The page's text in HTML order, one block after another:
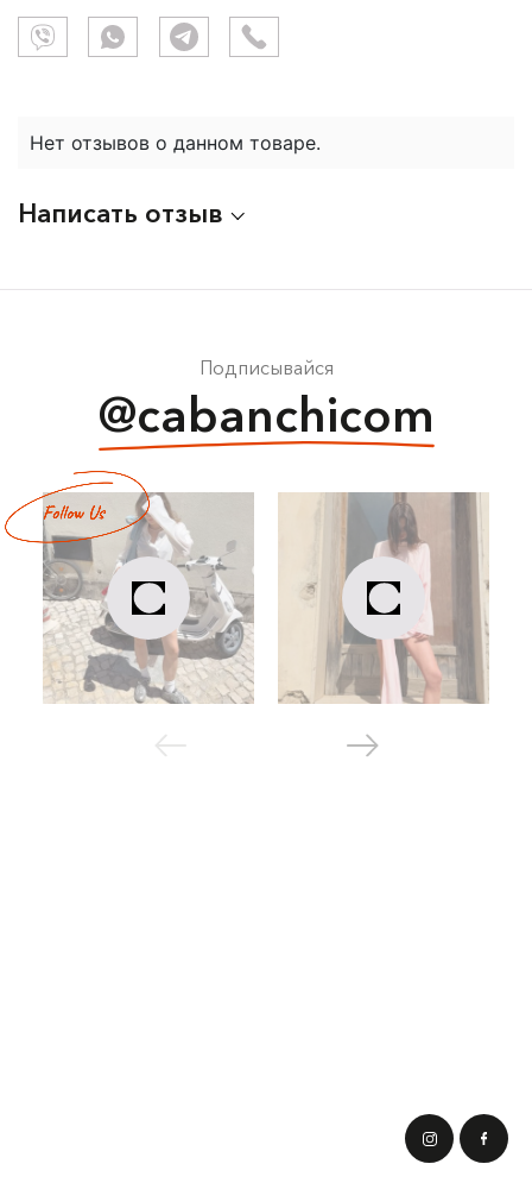
Нет отзывов о данном товаре.
Написать отзыв
Подписывайся
@cabanchicom